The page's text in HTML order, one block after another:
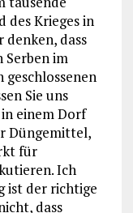
des Krieges in
denken, dass
im
Sie uns
einem Dorf
Düngemittel,
für
Ich
ist der richtige
dass